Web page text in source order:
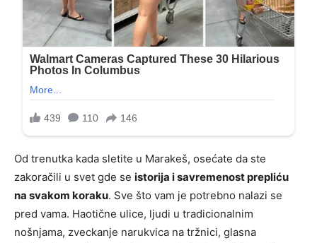
Od trenutka kada sletite u Marakeš, osećate da ste
zakoračili u svet gde se istorija i savremenost prepliću
na svakom koraku. Sve što vam je potrebno nalazi se
pred vama. Haotične ulice, ljudi u tradicionalnim
nošnjama, zveckanje narukvica na tržnici, glasna